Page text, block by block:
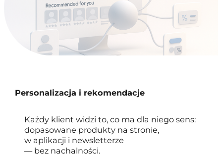
Personalizacja i rekomendacje
Każdy klient widzi to, co ma dla niego sens:
dopasowane produkty na stronie,
w aplikacji i newsletterze
— bez nachalności.